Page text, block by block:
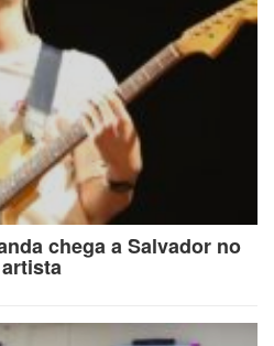
chega a Salvador no